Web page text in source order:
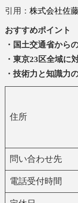
引用： 株式会社佐
おすすめポイント
・国土交通省から
・東京23区全域に
・技術力と知識力
住所
問い合わせ先
電話受付時間